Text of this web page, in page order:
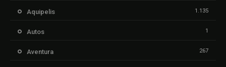
Aquipelis 1.135
Autos 1
Aventura 267